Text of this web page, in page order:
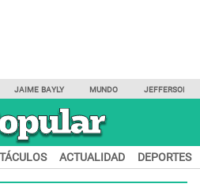
JAIME BAYLY MUNDO JEFFERSON
ACTUALIDAD DEPORTES